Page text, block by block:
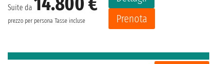
Suite da
prezzo per persona Tasse incluse
Prenota